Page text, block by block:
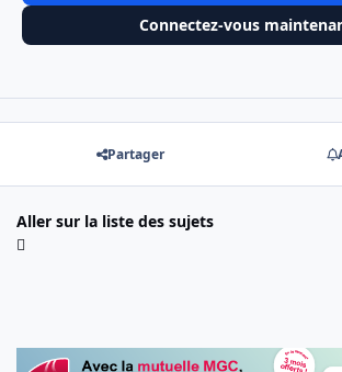
Connectez-vous
Partager
Aller sur la liste des sujets